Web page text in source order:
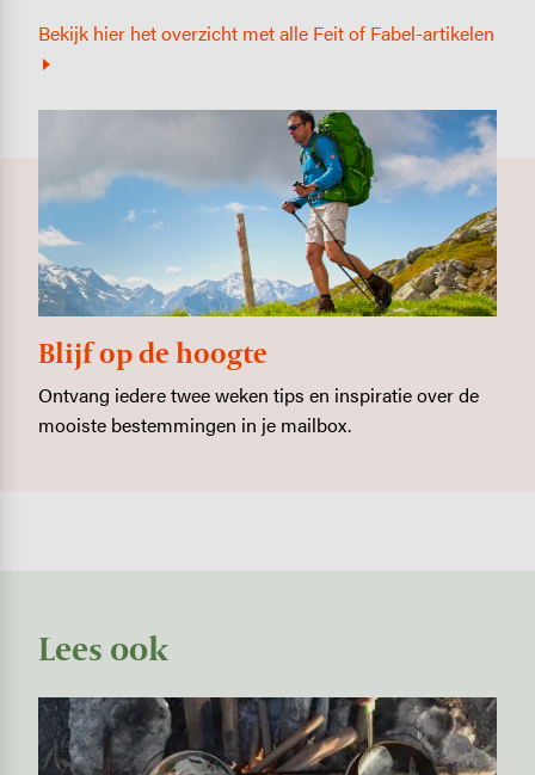
Bekijk hier het overzicht met alle Feit of Fabel-artikelen
Blijf op de hoogte
Ontvang iedere twee weken tips en inspiratie over de
mooiste bestemmingen in je mailbox.
Lees ook
Image